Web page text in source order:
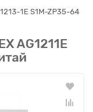
1E S1M-ZP35-64
AG1211E